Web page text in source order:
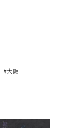
#大阪